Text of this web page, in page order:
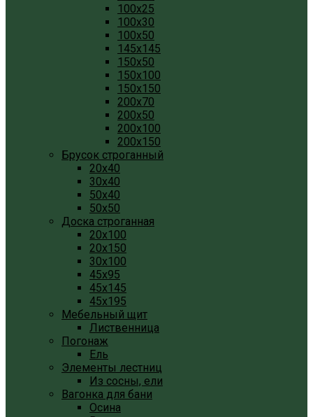
100x25
100x30
100x50
145x145
150x50
150x100
150x150
200x70
200x50
200x100
200x150
Брусок строганный
20x40
30x40
50x40
50x50
Доска строганная
20x100
20x150
30x100
45x95
45x145
45x195
Мебельный щит
Лиственница
Погонаж
Ель
Элементы лестниц
Из сосны, ели
Вагонка для бани
Осина